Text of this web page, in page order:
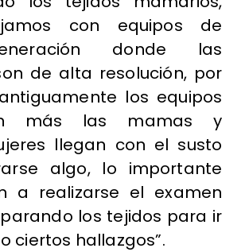
con equipos de
donde las
de alta resolución, por
los equipos
más las mamas y
llegan con el susto
algo, lo importante
a realizarse el examen
los tejidos para ir
ciertos hallazgos”.